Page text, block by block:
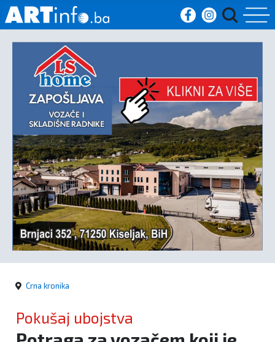
Početna
Vijesti
Sport
Kultura
Crna
kronika
Politika
Crna kronika
Pokušaj ubojstva